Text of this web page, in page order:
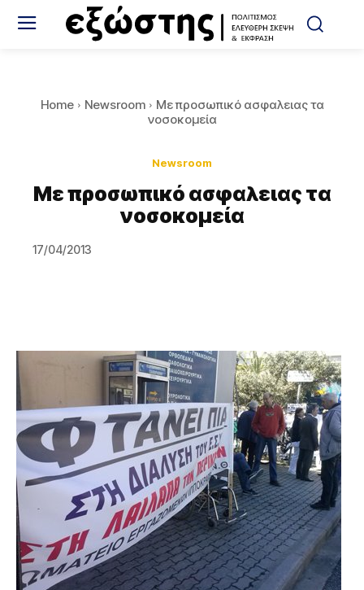
Home Newsroom
Με προσωπικό ασφαλειας τα
νοσοκομεία
Newsroom
Με προσωπικό ασφαλειας τα
νοσοκομεία
17/04/2013